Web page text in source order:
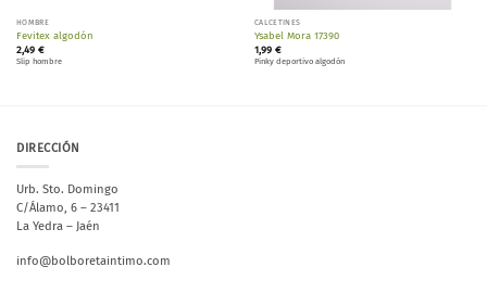
HOMBRE
Fevitex algodón
2,49 €
Slip hombre
CALCETINES
Ysabel Mora 17390
1,99 €
Pinky deportivo algodón
DIRECCIÓN
Urb. Sto. Domingo
C/Álamo, 6 – 23411
La Yedra – Jaén
info@bolboretaintimo.com